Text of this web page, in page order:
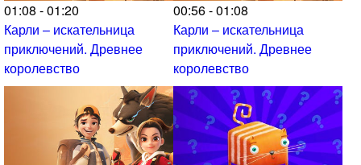
01:08 - 01:20
Карли – искательница
приключений. Древнее
королевство
00:56 - 01:08
Карли – искательница
приключений. Древнее
королевство